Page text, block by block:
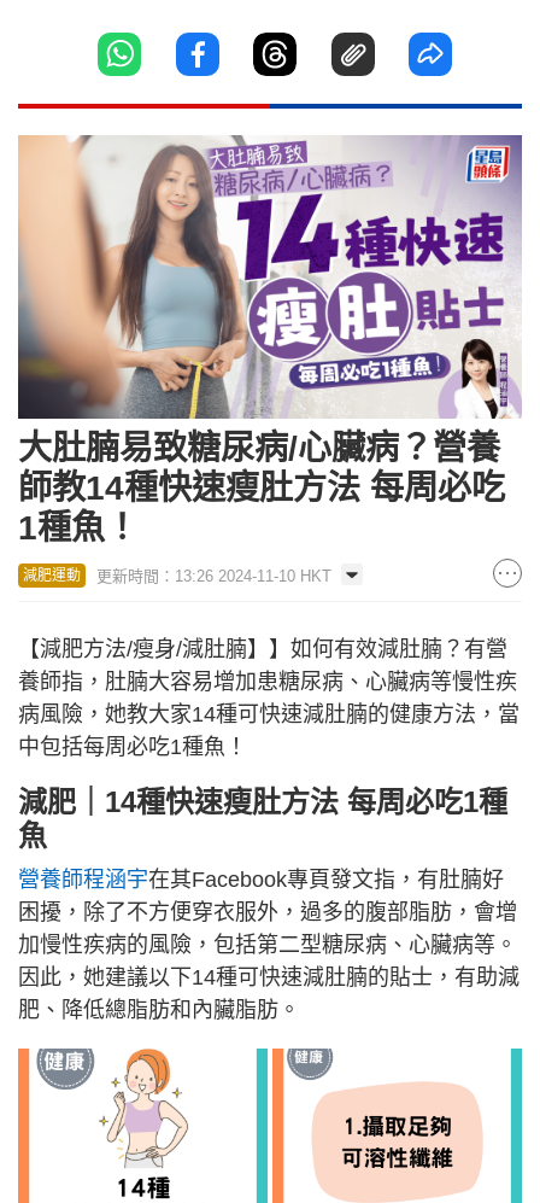
大肚腩易致糖尿病/心臟病？營養
師教14種快速瘦肚方法 每周必吃
1種魚！
減肥運動 更新時間：13:26 2024-11-10 HKT
【減肥方法/瘦身/減肚腩】】如何有效減肚腩？有營
養師指，肚腩大容易增加患糖尿病、心臟病等慢性疾
病風險，她教大家14種可快速減肚腩的健康方法，當
中包括每周必吃1種魚！
減肥｜14種快速瘦肚方法 每周必吃1種
魚
營養師程涵宇在其Facebook專頁發文指，有肚腩好
困擾，除了不方便穿衣服外，過多的腹部脂肪，會增
加慢性疾病的風險，包括第二型糖尿病、心臟病等。
因此，她建議以下14種可快速減肚腩的貼士，有助減
肥、降低總脂肪和內臟脂肪。